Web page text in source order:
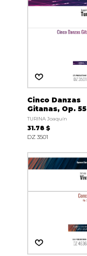
Cinco Danzas
Gitanas, Op. 55
TURINA Joaquín
31.78 $
DZ 3501